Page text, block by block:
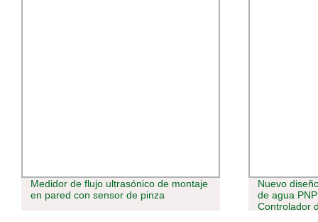
Medidor de flujo ultrasónico de montaje
en pared con sensor de pinza
Nuevo
de agua
Controlador